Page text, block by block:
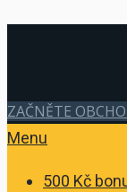
ZAČNĚTE
Menu
500 Kč